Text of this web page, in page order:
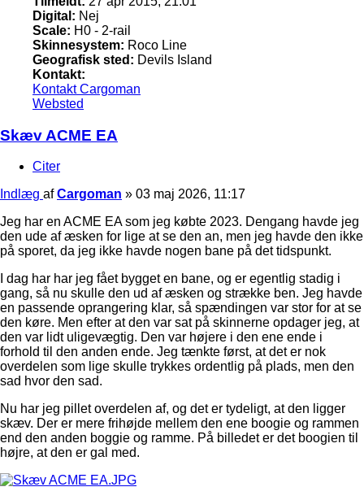
Digital: Nej
Scale: H0 - 2-rail
Skinnesystem: Roco Line
Geografisk sted: Devils Island
Kontakt:
Kontakt Cargoman
Websted
Skæv ACME EA
Citer
Indlæg afCargoman » 03 maj 2026, 11:17
Jeg har en ACME EA som jeg købte 2023. Dengang havde jeg
den ude af æsken for lige at se den an, men jeg havde den ikke
på sporet, da jeg ikke havde nogen bane på det tidspunkt.
I dag har har jeg fået bygget en bane, og er egentlig stadig i
gang, så nu skulle den ud af æsken og strække ben. Jeg havde
en passende oprangering klar, så spændingen var stor for at se
den køre. Men efter at den var sat på skinnerne opdager jeg, at
den var lidt uligevægtig. Den var højere i den ene ende i
forhold til den anden ende. Jeg tænkte først, at det er nok
overdelen som lige skulle trykkes ordentlig på plads, men den
sad hvor den sad.
Nu har jeg pillet overdelen af, og det er tydeligt, at den ligger
skæv. Der er mere frihøjde mellem den ene boogie og rammen
end den anden boggie og ramme. På billedet er det boogien til
højre, at den er gal med.